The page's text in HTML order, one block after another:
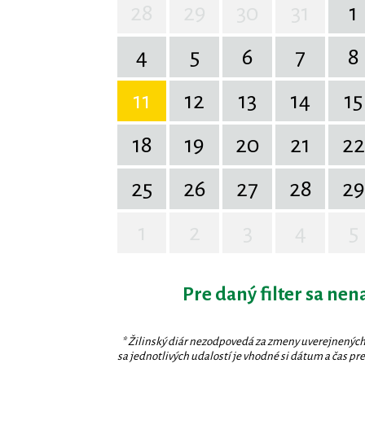
1
4
5 6 7 8
11
12 13 14 15
18
19 20 21 22
25
26 27 28 29
Pre daný filter sa
* Žilinský diár nezodpovedá za zmeny
sa jednotlivých udalostí je vhodné si dátum a čas